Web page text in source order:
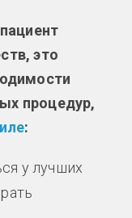
это
процедур,
:
у лучших